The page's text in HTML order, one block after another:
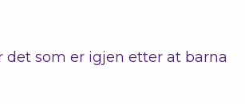
det som er igjen etter at barna